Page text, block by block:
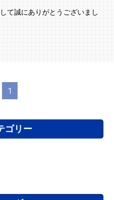
て誠にありがとうございまし
1
ゴリー